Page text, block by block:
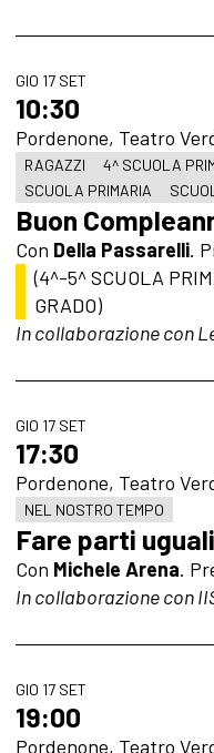
GIO 17 SET
10:30
Pordenone, Teatro
RAGAZZI 4^ SCUOLA
SCUOLA PRIMARIA
Buon
Con Della Passarelli.
(4^-5^ SCUOLA
GRADO)
In collaborazione con
GIO 17 SET
17:30
Pordenone, Teatro
NEL NOSTRO TEMPO
Fare parti
Con Michele Arena.
In collaborazione con
GIO 17 SET
19:00
Pordenone, Teatro